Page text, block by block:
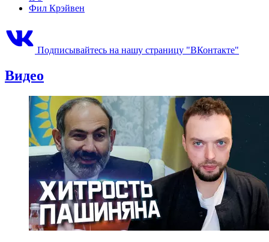
Фил Крэйвен
Подписывайтесь на нашу страницу "ВКонтакте"
Видео